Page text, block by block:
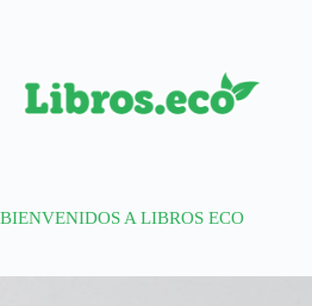
BIENVENIDOS A LIBROS ECO